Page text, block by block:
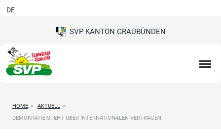
SVP KANTON GRAUBÜNDEN
DE
HOME > AKTUELL >
DEMOKRATIE STEHT ÜBER INTERNATIONALEN VERTRÄGEN